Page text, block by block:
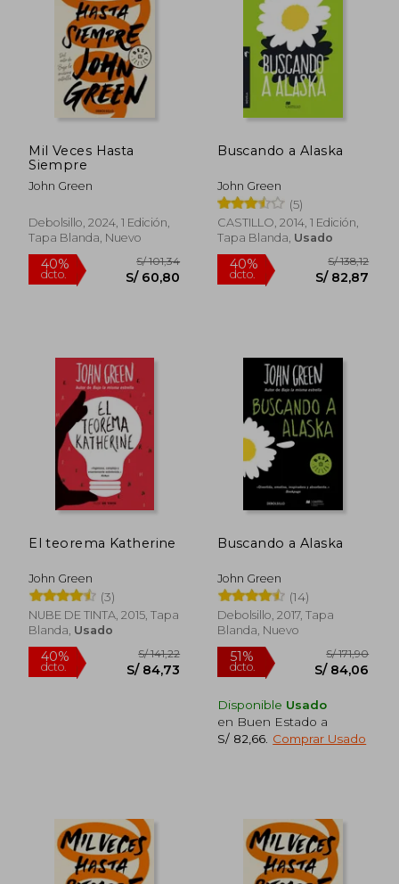
20%
dcto.
S/ 69,88 40%
dcto.
S/
Mil Veces Hasta
Siempre
John Green
Debolsillo, 2024, 1 Edición,
Tapa Blanda, Nuevo
Buscando a Alaska
John Green
(5)
CASTILLO, 2014, 1 Edición,
Tapa Blanda, Usado
40%
dcto.
El teorema Katherine
John Green
(3)
NUBE DE TINTA, 2015, Tapa
Blanda, Usado
Buscando a Alaska
John Green
(14)
Debolsillo, 2017, Tapa
Blanda, Nuevo
Disponible Usado
en Buen Estado a
S/ 82,66 Comprar Usado